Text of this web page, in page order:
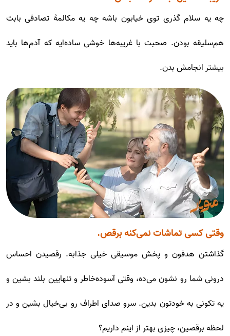
چه یه سلام گذری توی خیابون باشه چه یه مکالمۀ تصادفی بابت
هم‌سلیقه بودن. صحبت با غریبه‌ها خوشی ساده‌ایه که آدم‌ها باید
بیشتر انجامش بدن.
وقتی کسی تماشات نمی‌کنه برقص.
گذاشتن هدفون و پخش موسیقی خیلی جذابه. رقصیدن احساس
درونی شما رو نشون می‌ده، وقتی آسوده‌خاطر و تنهایین بلند بشین و
یه تکونی به خودتون بدین. سرو صدای اطراف رو بی‌خیال بشین و در
لحظه برقصین، چیزی بهتر از اینم داریم؟